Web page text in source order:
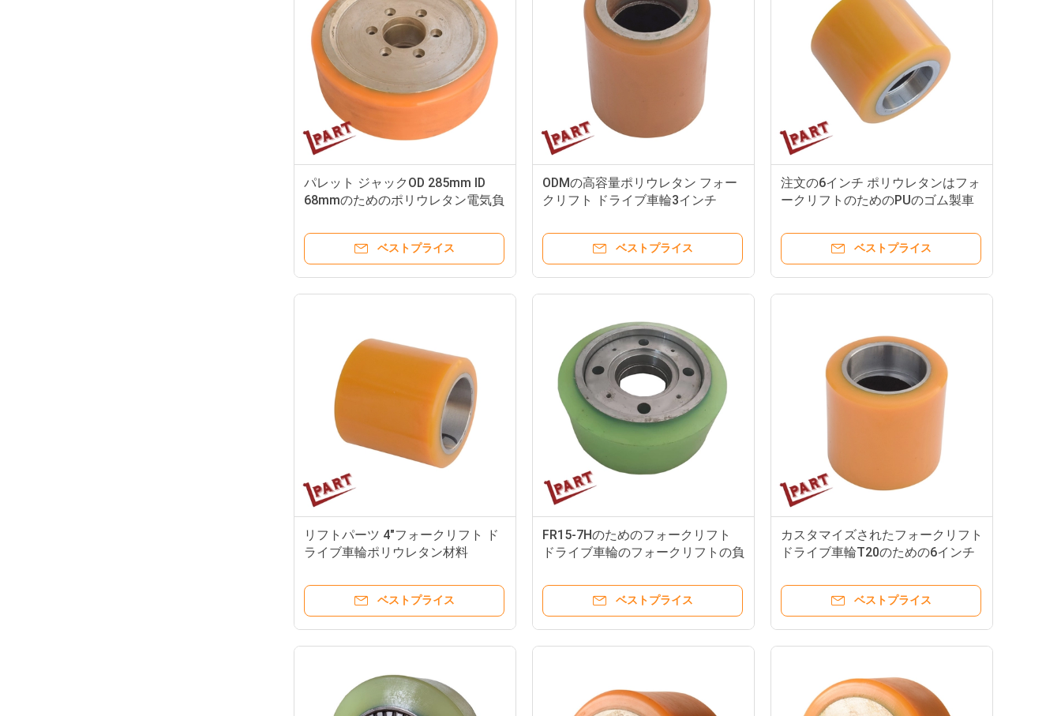
パレット ジャックOD 285mm ID
68mmのためのポリウレタン電気負
ベストプライス
ODMの高容量ポリウレタン フォー
クリフト ドライブ車輪3インチ
ベストプライス
注文の6インチ ポリウレタンはフォ
ークリフトのためのPUのゴム製車
ベストプライス
リフトパーツ 4"フォークリフト ド
ライブ車輪ポリウレタン材料
ベストプライス
FR15-7Hのためのフォークリフト
ドライブ車輪のフォークリフトの負
ベストプライス
カスタマイズされたフォークリフト
ドライブ車輪T20のための6インチ
ベストプライス